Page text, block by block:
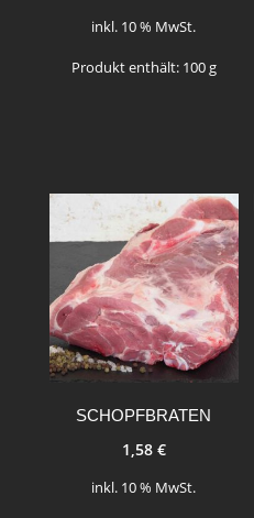
inkl. 10 % MwSt.
Produkt enthält: 100g
SCHOPFBRATEN
1,58 €
inkl. 10 % MwSt.